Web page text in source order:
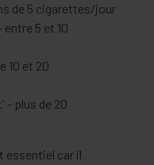
de 5 cigarettes/jour
5 et 10
10 et 20
- plus de 20
essentiel car il